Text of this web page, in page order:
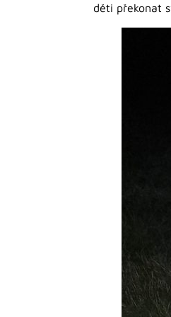
děti překonat